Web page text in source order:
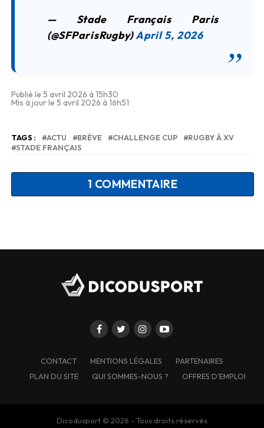
— Stade Français Paris
(@SFParisRugby)April 5, 2026
Publié le 5 avril 2026 à 15h30
Mis à jour le 5 avril 2026 à 16h51
TAGS : ACTU BRÈVE CHALLENGE CUP
RUGBY À XV
STADE FRANÇAIS
1 COMMENTAIRE
CONTACT MENTIONS LÉGALES
PARTENAIRES
PLAN DU SITE
QUI SOMMES-NOUS ? OFFRES D’EMPLOI
Dicodusport © 2026 - Tous droits réservés